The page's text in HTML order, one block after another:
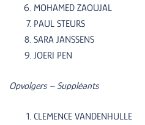
MOHAMED ZAOUJAL
PAUL STEURS
SARA JANSSENS
JOERI PEN
Opvolgers – Suppléants
CLEMENCE VANDENHULLE